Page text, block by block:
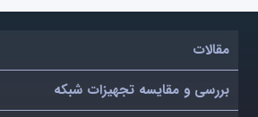
مقالات
بررسی و مقایسه تجهیزات شبکه